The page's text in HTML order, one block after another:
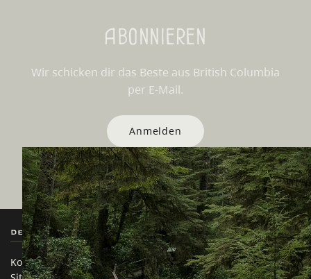
Abonnieren
Wir schicken dir das Beste aus British Columbia
per E-Mail.
Anmelden
Destination BC
Kontakt
Unsere Websites
Reisebranche